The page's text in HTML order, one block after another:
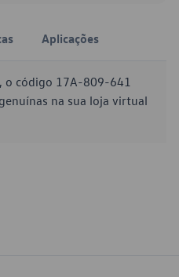
Aplicações
o código 17A-809-641
na sua loja virtual